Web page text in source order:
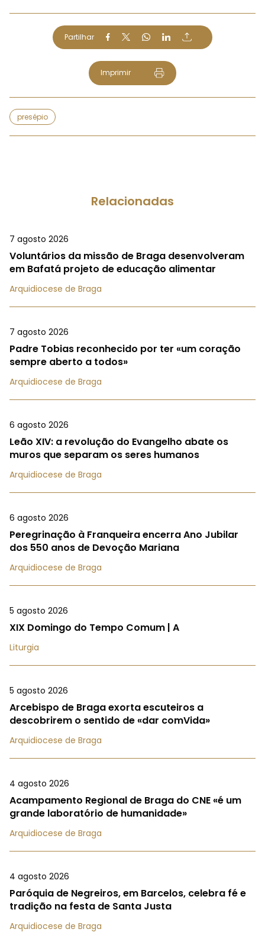
Partilhar
Imprimir
presépio
Relacionadas
7 agosto 2026
Voluntários da missão de Braga desenvolveram
em Bafatá projeto de educação alimentar
Arquidiocese de Braga
7 agosto 2026
Padre Tobias reconhecido por ter «um coração
sempre aberto a todos»
Arquidiocese de Braga
6 agosto 2026
Leão XIV: a revolução do Evangelho abate os
muros que separam os seres humanos
Arquidiocese de Braga
6 agosto 2026
Peregrinação à Franqueira encerra Ano Jubilar
dos 550 anos de Devoção Mariana
Arquidiocese de Braga
5 agosto 2026
XIX Domingo do Tempo Comum | A
Liturgia
5 agosto 2026
Arcebispo de Braga exorta escuteiros a
descobrirem o sentido de «dar comVida»
Arquidiocese de Braga
4 agosto 2026
Acampamento Regional de Braga do CNE «é um
grande laboratório de humanidade»
Arquidiocese de Braga
4 agosto 2026
Paróquia de Negreiros, em Barcelos, celebra fé e
tradição na festa de Santa Justa
Arquidiocese de Braga